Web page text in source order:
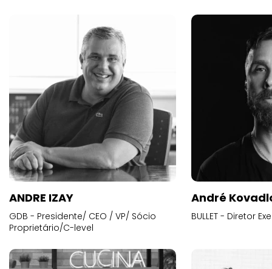
ANDRE IZAY
GDB - Presidente/ CEO / VP/ Sócio
Proprietário/C-level
André
BULLET - Diretor